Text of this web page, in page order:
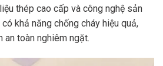
thép cao cấp và công nghệ sản
khả năng chống cháy hiệu quả,
an toàn nghiêm ngặt.